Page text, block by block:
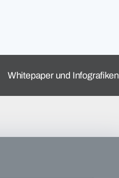
Whitepaper und Infografiken